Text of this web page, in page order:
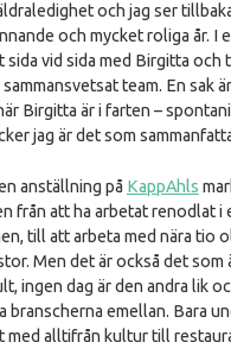
och jag ser
och mycket roliga år. I
sida vid sida med Birgitta och
team. En sak
Birgitta är i farten –
jag är det som
anställning på KappAhls
från att ha arbetat renodlat i
till att arbeta med nära tio
Men det är också det som
ingen dag är den andra lik
branscherna emellan. Bara
med alltifrån kultur till